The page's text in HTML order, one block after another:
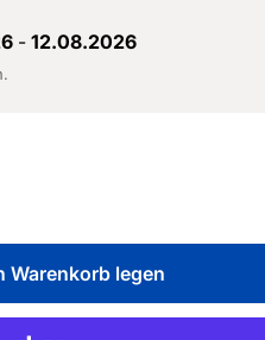
- 12.08.2026
Warenkorb legen